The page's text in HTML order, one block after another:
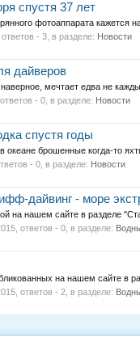
спустя 37 лет
фотоаппарата кажется
, ответов - 3, в разделе: Новости
дайверов
мечтает едва не
, ответов - 0, в разделе: Новости
спустя годы
океане брошенные когда-то
- 0, в разделе: Новости
дайвинг - море
на нашем сайте в разделе
, ответов - 0, в разделе:
на нашем сайте в
, ответов - 2, в разделе: